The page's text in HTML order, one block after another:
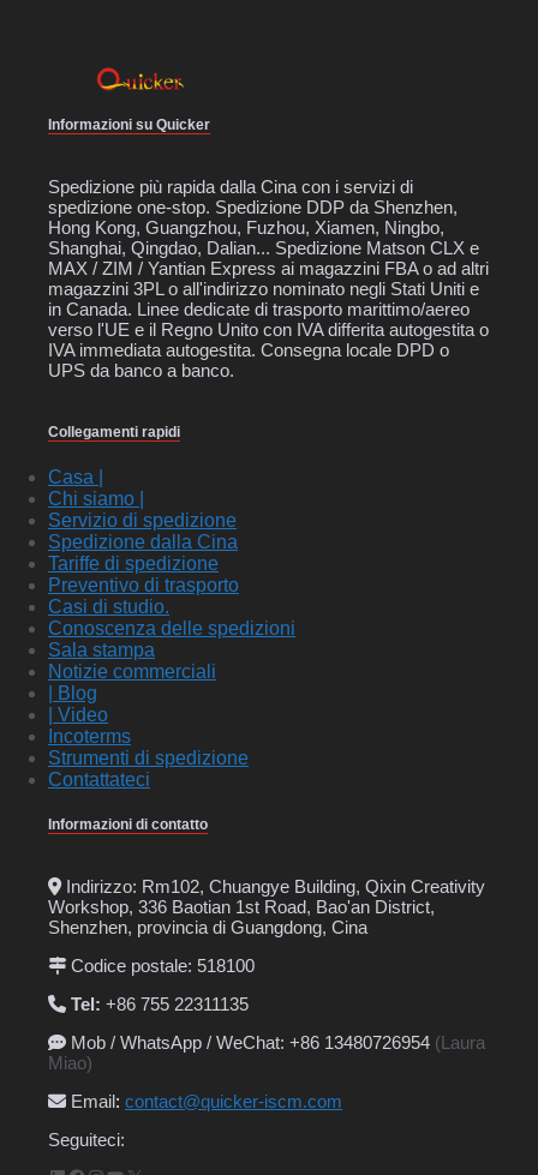
Informazioni su Quicker
Spedizione più rapida dalla Cina con i servizi di
spedizione one-stop. Spedizione DDP da Shenzhen,
Hong Kong, Guangzhou, Fuzhou, Xiamen, Ningbo,
Shanghai, Qingdao, Dalian... Spedizione Matson CLX e
MAX / ZIM / Yantian Express ai magazzini FBA o ad altri
magazzini 3PL o all'indirizzo nominato negli Stati Uniti e
in Canada. Linee dedicate di trasporto marittimo/aereo
verso l'UE e il Regno Unito con IVA differita autogestita o
IVA immediata autogestita. Consegna locale DPD o
UPS da banco a banco.
Collegamenti rapidi
Casa |
Chi siamo |
Servizio di spedizione
Spedizione dalla Cina
Tariffe di spedizione
Preventivo di trasporto
Casi di studio.
Conoscenza delle spedizioni
Sala stampa
Notizie commerciali
| Blog
| Video
Incoterms
Strumenti di spedizione
Contattateci
Informazioni di contatto
Indirizzo: Rm102, Chuangye Building, Qixin Creativity
Workshop, 336 Baotian 1st Road, Bao'an District,
Shenzhen, provincia di Guangdong, Cina
Codice postale: 518100
Tel: +86 755 22311135
Mob / WhatsApp / WeChat: +86 13480726954 (Laura
Miao)
Email : contact@quicker-iscm.com
Seguiteci: